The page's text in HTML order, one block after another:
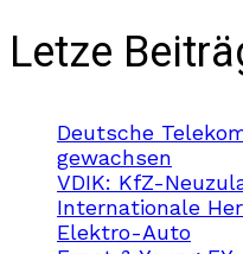
Letze
Deutsche
gewachsen
VDIK: KfZ-
Internationale
Elektro-Auto